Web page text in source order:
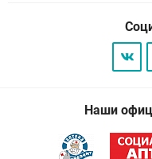
Наши